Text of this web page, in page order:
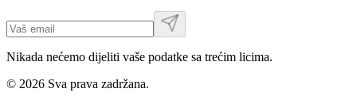
Nikada nećemo dijeliti vaše podatke sa trećim licima.
© 2026 Sva prava zadržana.